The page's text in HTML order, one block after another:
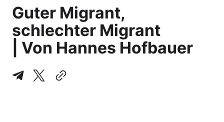
Guter Migrant,
schlechter Migrant
| Von Hannes Hofbauer